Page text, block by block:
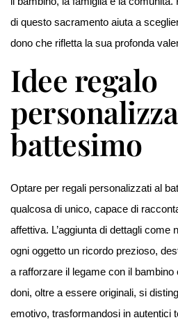
di questo sacramento aiuta a
dono che rifletta la sua profonda
Idee regalo
battesimo
Optare per regali personalizzati al
qualcosa di unico, capace di
affettiva. L’aggiunta di dettagli come
ogni oggetto un ricordo prezioso,
a rafforzare il legame con il
doni, oltre a essere originali, si
emotivo, trasformandosi in autentici